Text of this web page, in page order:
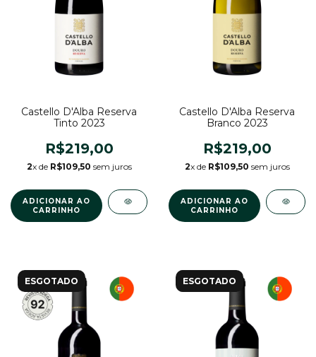
Castello D'Alba Reserva
Tinto 2023
R$219,00
2x de R$109,50 sem juros
Castello D'Alba Reserva
Branco 2023
R$219,00
2x de R$109,50 sem juros
ESGOTADO ESGOTADO